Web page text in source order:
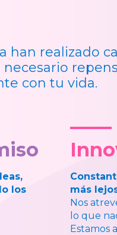
han realizado
con tu vida.
los
más
Nos
lo que
Estamos